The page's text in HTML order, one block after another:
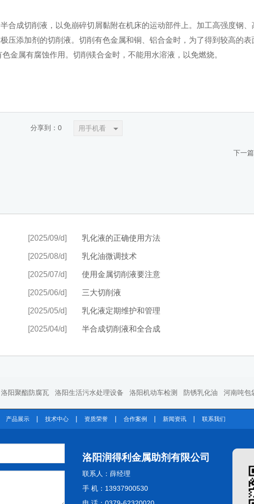
成切削液，以免崩碎切屑黏附在机床的运动部件上。加工高强度钢、
压添加剂的切削液。切削有色金属和铜、铝合金时，为了得到较高的表
金属有腐蚀作用。切削镁合金时，不能用水溶液，以免燃烧。
分享到： 0 用手机看
下一篇
[2025/09/d]
[2025/08/d]
[2025/07/d]
[2025/06/d]
[2025/05/d]
[2025/04/d]
乳化液的正确使用方法
乳化油微调技术
使用金属切削液要注意
三大切削液
乳化液定期维护和管理
半合成切削液和全合成
洛阳聚酯防腐瓦 洛阳生活污水处理设备 洛阳机动车检测 防锈乳化油 河南吨包
产品展示 | 技术中心 | 资质荣誉 | 合作案例 | 新闻资讯 | 联系我们
洛阳润得利金属助剂有限公司
联系人：薛经理
手 机：13937900530